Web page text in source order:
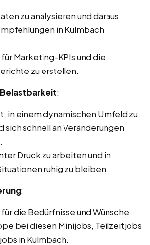
zu analysieren und daraus
in Kulmbach
Marketing-KPIs und die
zu erstellen.
:
in einem dynamischen Umfeld zu
sich schnell an Veränderungen
Druck zu arbeiten und in
ruhig zu bleiben.
:
die Bedürfnisse und Wünsche
bei diesen Minijobs, Teilzeitjobs
in Kulmbach.